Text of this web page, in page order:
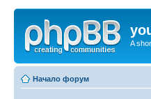
A
Начало форум